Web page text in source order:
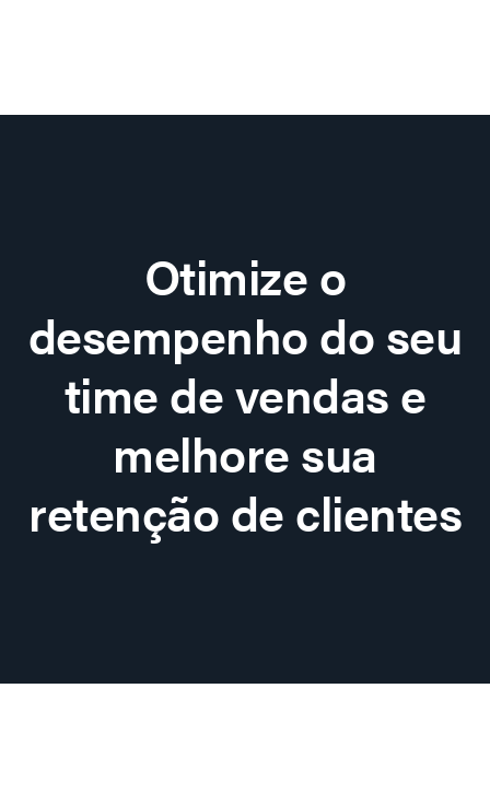
Otimize o
desempenho do seu
time de vendas e
melhore sua
retenção de clientes